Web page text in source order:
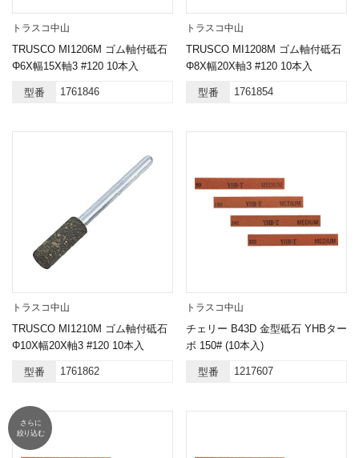
さらに
絞り込む
トラスコ中山
TRUSCO MI1206M ゴム軸付砥石
Φ6X幅15X軸3 #120 10本入
型番 1761846
トラスコ中山
TRUSCO MI1208M ゴム軸付砥石
Φ8X幅20X軸3 #120 10本入
型番 1761854
トラスコ中山
TRUSCO MI1210M ゴム軸付砥石
Φ10X幅20X軸3 #120 10本入
型番 1761862
トラスコ中山
チェリー B43D 金型砥石 YHBター
ボ 150# (10本入)
型番 1217607